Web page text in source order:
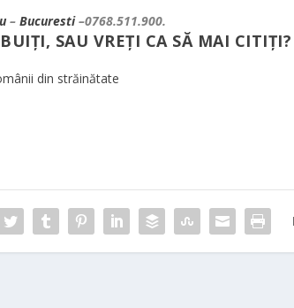
–Bucuresti–0768.511.900.
SAU VREȚI CA SĂ MAI CITIȚI?
din străinătate